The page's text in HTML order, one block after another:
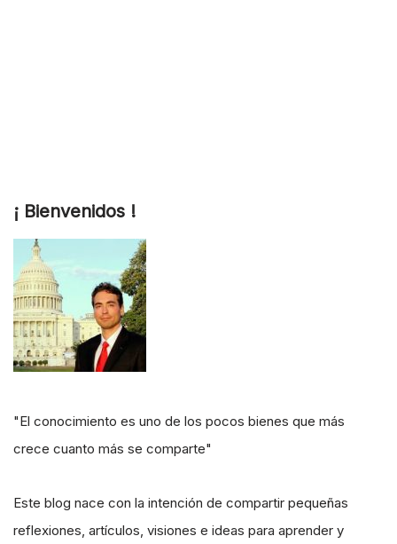
¡ Bienvenidos !
"El conocimiento es uno de los pocos bienes que más
crece cuanto más se comparte"
Este blog nace con la intención de compartir pequeñas
reflexiones, artículos, visiones e ideas para aprender y